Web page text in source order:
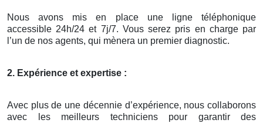
Nous avons mis en place une ligne téléphonique
accessible 24h/24 et 7j/7. Vous serez pris en charge par
l’un de nos agents, qui mènera un premier diagnostic.
2. Expérience et expertise :
Avec plus de une décennie d’expérience, nous collaborons
avec les meilleurs techniciens pour garantir des